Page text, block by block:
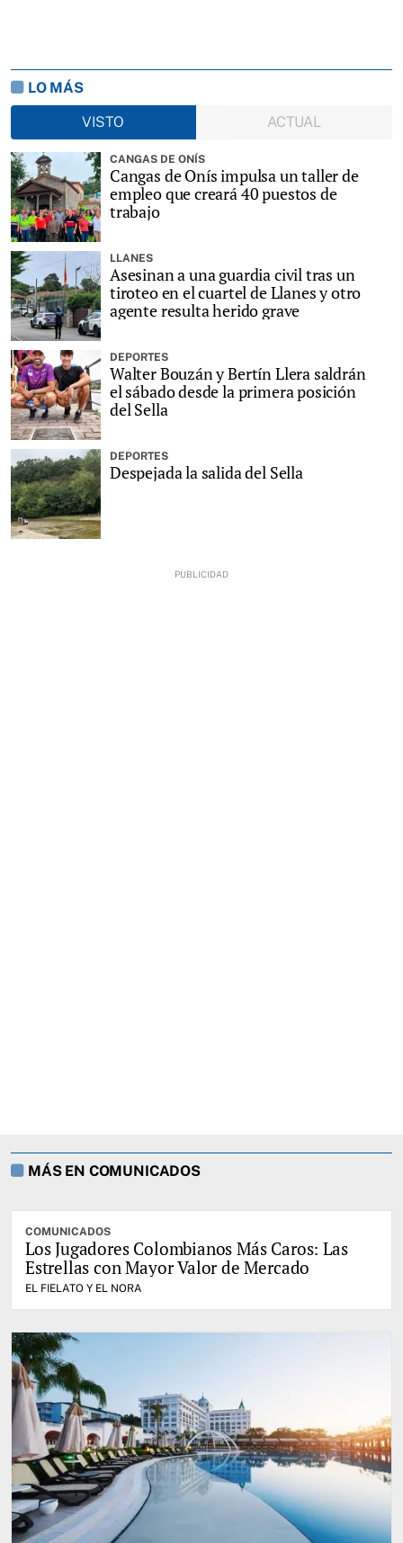
LO MÁS
VISTO
ACTUAL
CANGAS DE ONÍS
Cangas de Onís impulsa un taller de
empleo que creará 40 puestos de
trabajo
LLANES
Asesinan a una guardia civil tras un
tiroteo en el cuartel de Llanes y otro
agente resulta herido grave
DEPORTES
Walter Bouzán y Bertín Llera saldrán
el sábado desde la primera posición
del Sella
DEPORTES
Despejada la salida del Sella
MÁS EN COMUNICADOS
COMUNICADOS
Los Jugadores Colombianos Más Caros: Las
Estrellas con Mayor Valor de Mercado
EL FIELATO Y EL NORA